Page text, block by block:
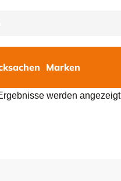
Marken
werden angezeigt